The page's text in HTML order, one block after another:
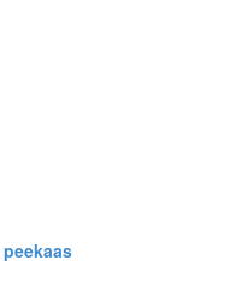
peekaas